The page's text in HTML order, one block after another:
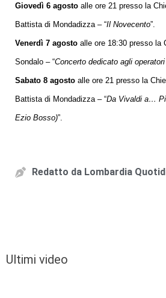
Giovedì 6 agosto alle ore 21 presso la
Battista di Mondadizza – “Il Novecento”.
Venerdì 7 agosto alle ore 18:30 presso la
Sondalo – “Concerto dedicato agli
Sabato 8 agosto alle ore 21 presso la
Battista di Mondadizza – “Da Vivaldi a…
Ezio Bosso)”.
Redatto da Lombardia
Ultimi video